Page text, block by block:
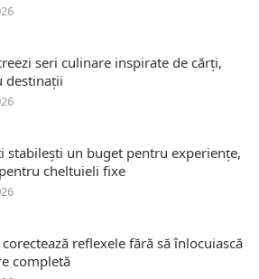
seri culinare inspirate de cărți,
destinații
stabilești un buget pentru experiențe,
cheltuieli fixe
reflexele fără să înlocuiască
completă